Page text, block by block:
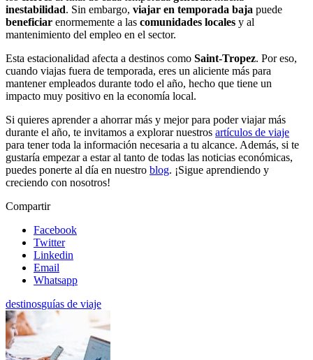
inestabilidad. Sin embargo, viajar en temporada baja puede
beneficiar enormemente a las comunidades locales y al
mantenimiento del empleo en el sector.
Esta estacionalidad afecta a destinos como Saint-Tropez. Por eso,
cuando viajas fuera de temporada, eres un aliciente más para
mantener empleados durante todo el año, hecho que tiene un
impacto muy positivo en la economía local.
Si quieres aprender a ahorrar más y mejor para poder viajar más
durante el año, te invitamos a explorar nuestros artículos de viaje
para tener toda la información necesaria a tu alcance. Además, si te
gustaría empezar a estar al tanto de todas las noticias económicas,
puedes ponerte al día en nuestro blog. ¡Sigue aprendiendo y
creciendo con nosotros!
Compartir
Facebook
Twitter
Linkedin
Email
Whatsapp
destinosguías de viaje